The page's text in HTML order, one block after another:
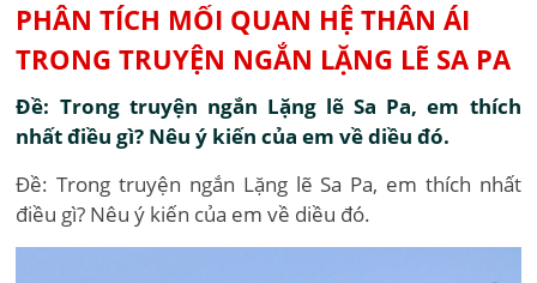
PHÂN TÍCH MỐI QUAN HỆ THÂN ÁI
TRONG TRUYỆN NGẮN LẶNG LẼ SA PA
Đề: Trong truyện ngắn Lặng lẽ Sa Pa, em thích
nhất điều gì? Nêu ý kiến của em về diều đó.
Đề: Trong truyện ngắn Lặng lẽ Sa Pa, em thích nhất
điều gì? Nêu ý kiến của em về diều đó.